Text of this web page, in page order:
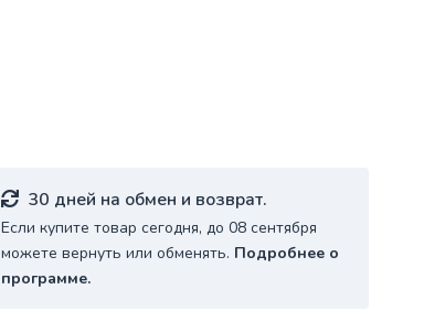
30 дней на обмен и возврат.
Если купите товар сегодня, до 08 сентября
можете вернуть или обменять. Подробнее о
программе.